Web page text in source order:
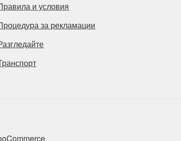
и условия
за рекламации
.